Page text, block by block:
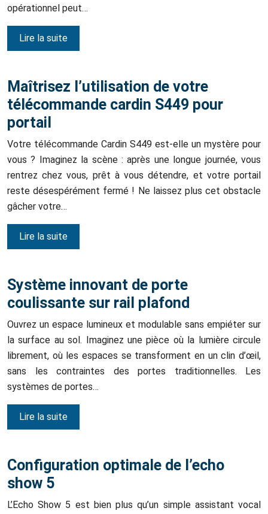
opérationnel peut…
Lire la suite
Maîtrisez l’utilisation de votre
télécommande cardin S449 pour
portail
Votre télécommande Cardin S449 est-elle un mystère pour
vous ? Imaginez la scène : après une longue journée, vous
rentrez chez vous, prêt à vous détendre, et votre portail
reste désespérément fermé ! Ne laissez plus cet obstacle
gâcher votre…
Lire la suite
Système innovant de porte
coulissante sur rail plafond
Ouvrez un espace lumineux et modulable sans empiéter sur
la surface au sol. Imaginez une pièce où la lumière circule
librement, où les espaces se transforment en un clin d’œil,
sans les contraintes des portes traditionnelles. Les
systèmes de portes…
Lire la suite
Configuration optimale de l’echo
show 5
L’Echo Show 5 est bien plus qu’un simple assistant vocal